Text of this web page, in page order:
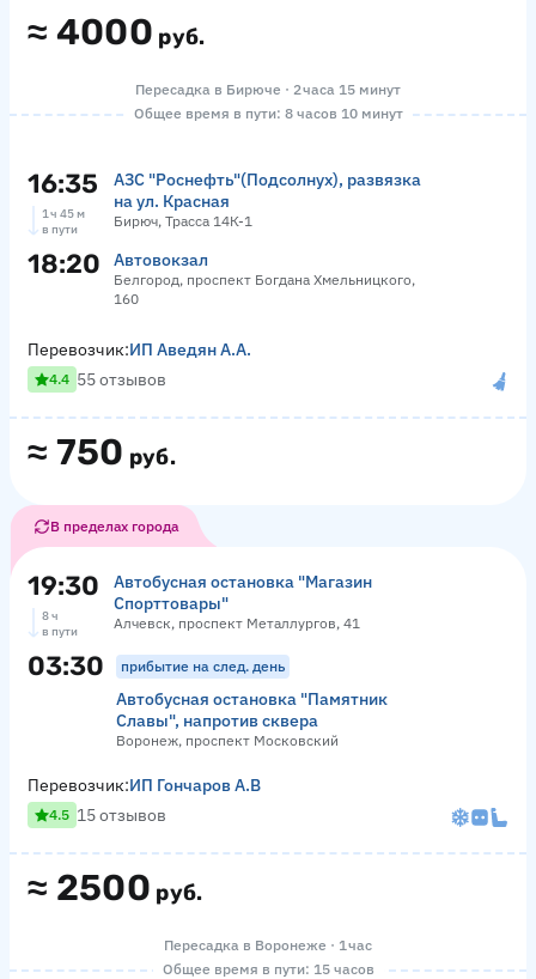
≈ 4000 руб.
Пересадка в Бирюче · 2 часа 15 минут
Общее время в пути: 8 часов 10 минут
16:35
АЗС "Роснефть"(Подсолнух), развязка
на ул. Красная
Бирюч, Трасса 14К-1
1 ч 45 м
в пути
18:20 Автовокзал
Белгород, проспект Богдана Хмельницкого,
160
≈ 750 руб.
Перевозчик:ИП Аведян А.А.
4.4 55 отзывов
В пределах города
19:30
Автобусная остановка "Магазин
Спорттовары"
Алчевск, проспект Металлургов, 41
8 ч
в пути
03:30 прибытие на след. день
Автобусная остановка "Памятник
Славы", напротив сквера
Воронеж, проспект Московский
≈ 2500 руб.
Перевозчик:ИП Гончаров А.В
4.5 15 отзывов
Пересадка в Воронеже · 1 час
Общее время в пути: 15 часов